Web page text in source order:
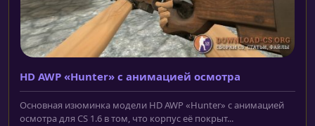
HD AWP «Hunter» с анимацией осмотра
Основная изюминка модели HD AWP «Hunter» с анимацией
осмотра для CS 1.6 в том, что корпус её покрыт...